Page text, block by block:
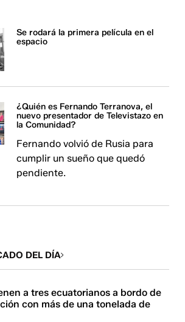
Se rodará la primera película en el
espacio
¿Quién es Fernando Terranova, el
nuevo presentador de Televistazo en
la Comunidad?
Fernando volvió de Rusia para
cumplir un sueño que quedó
pendiente.
DEL DÍA
a tres ecuatorianos a bordo de
con más de una tonelada de